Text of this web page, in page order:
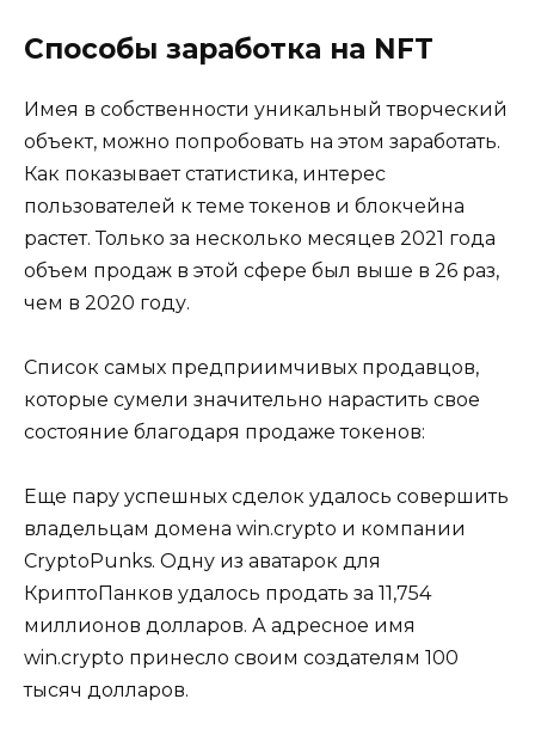
Способы заработка на NFT
Имея в собственности уникальный творческий
объект, можно попробовать на этом заработать.
Как показывает статистика, интерес
пользователей к теме токенов и блокчейна
растет. Только за несколько месяцев 2021 года
объем продаж в этой сфере был выше в 26 раз,
чем в 2020 году.
Список самых предприимчивых продавцов,
которые сумели значительно нарастить свое
состояние благодаря продаже токенов:
Еще пару успешных сделок удалось совершить
владельцам домена win.crypto и компании
CryptoPunks. Одну из аватарок для
КриптоПанков удалось продать за 11,754
миллионов долларов. А адресное имя
win.crypto принесло своим создателям 100
тысяч долларов.